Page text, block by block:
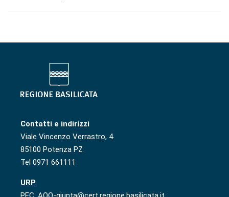
Contatti e indirizzi
Viale Vincenzo Verrastro, 4
85100 Potenza PZ
Tel 0971 661111
URP